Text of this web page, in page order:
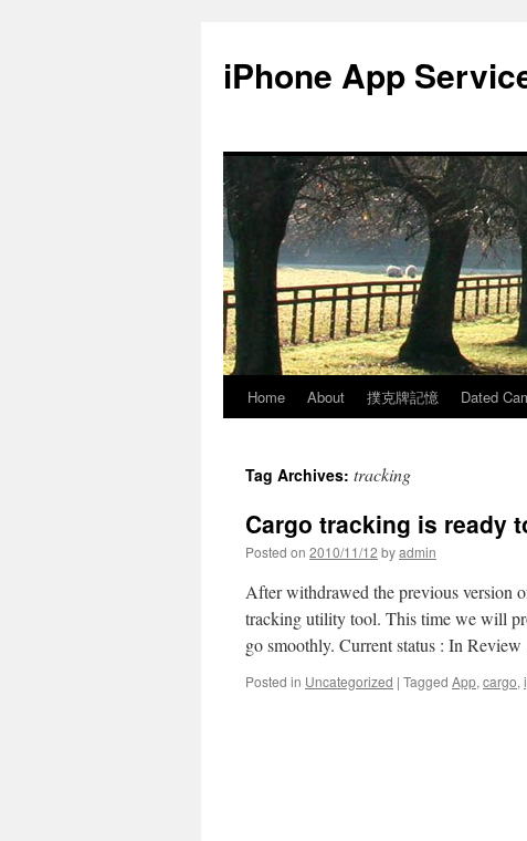
content
iPhone App
Home About 撲克牌記憶 Dated
Tag Archives: tracking
Cargo tracking is ready
Posted on 2010/11/12 byadmin
After withdrawed the previous version
tracking utility tool. This time we will
go smoothly. Current status : In
Posted in Uncategorized | Tagged App, cargo,